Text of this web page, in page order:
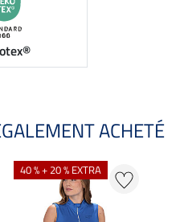
ACHETÉ
40 % + 20 % EXTRA